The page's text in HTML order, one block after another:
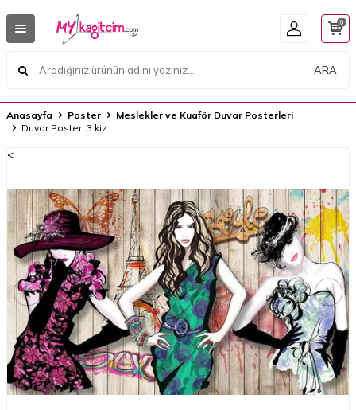
ARA
0
Anasayfa Poster
Meslekler ve Kuaför Duvar Posterleri
Duvar Posteri 3 kiz
<